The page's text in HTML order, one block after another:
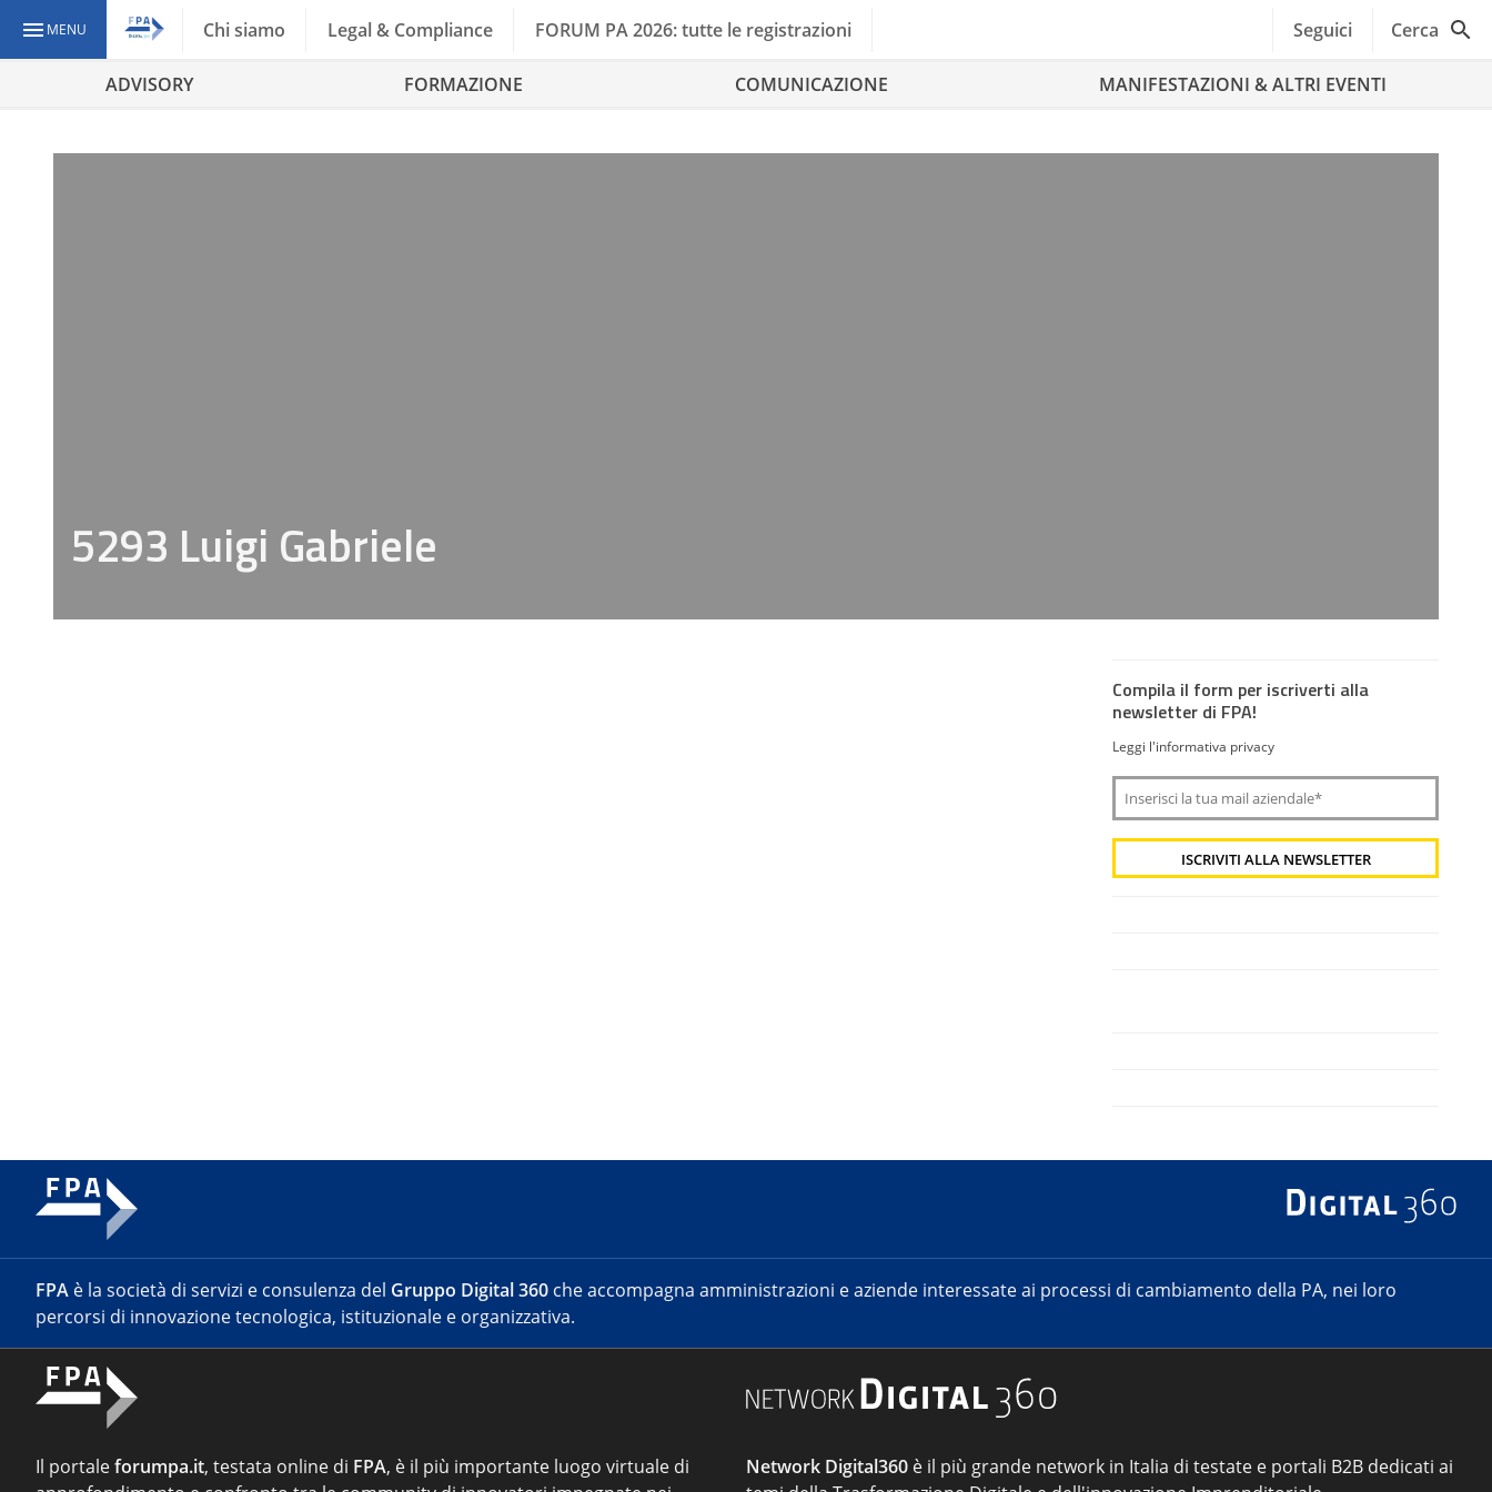
MENU Chi siamo Legal & Compliance FORUM PA 2026: tutte le registrazioni Seguici Cerca
ADVISORY FORMAZIONE COMUNICAZIONE MANIFESTAZIONI & ALTRI EVENTI
5293 Luigi Gabriele
Compila il form per iscriverti alla
newsletter di FPA!
Leggi l'informativa privacy
FPA è la società di servizi e consulenza del Gruppo Digital 360 che accompagna amministrazioni e aziende interessate ai processi di cambiamento della PA, nei loro
percorsi di innovazione tecnologica, istituzionale e organizzativa.
Il portaleforumpa.it, testata online di FPA, è il più importante luogo virtuale di
Network Digital360 è il più grande network in Italia di testate e portali B2B dedicati ai